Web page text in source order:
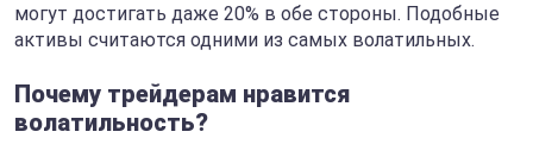
могут достигать даже 20% в обе стороны. Подобные
активы считаются одними из самых волатильных.
Почему трейдерам нравится
волатильность?